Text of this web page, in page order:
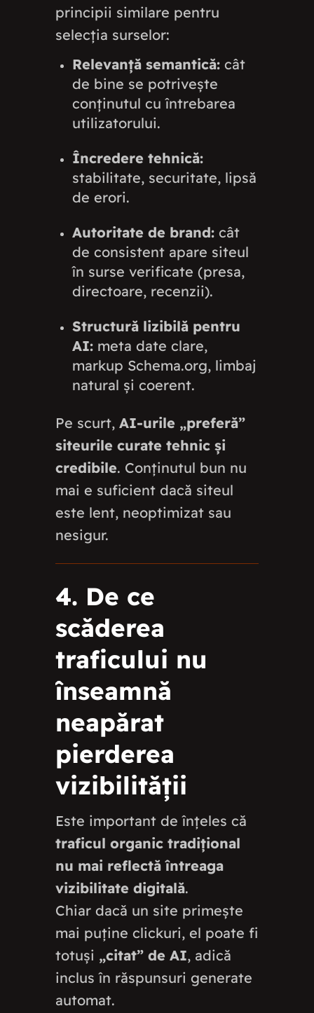
principii similare pentru
selecția surselor:
Relevanță semantică: cât
de bine se potrivește
conținutul cu întrebarea
utilizatorului.
Încredere tehnică:
stabilitate, securitate, lipsă
de erori.
Autoritate de brand: cât
de consistent apare siteul
în surse verificate (presa,
directoare, recenzii).
Structură lizibilă pentru
AI: meta date clare,
markup Schema.org, limbaj
natural și coerent.
Pe scurt, AI-urile „preferă”
siteurile curate tehnic și
credibile. Conținutul bun nu
mai e suficient dacă siteul
este lent, neoptimizat sau
nesigur.
4. De ce
scăderea
traficului nu
înseamnă
neapărat
pierderea
vizibilității
Este important de înțeles că
traficul organic tradițional
nu mai reflectă întreaga
vizibilitate digitală.
Chiar dacă un site primește
mai puține clickuri, el poate fi
totuși „citat” de AI, adică
inclus în răspunsuri generate
automat.